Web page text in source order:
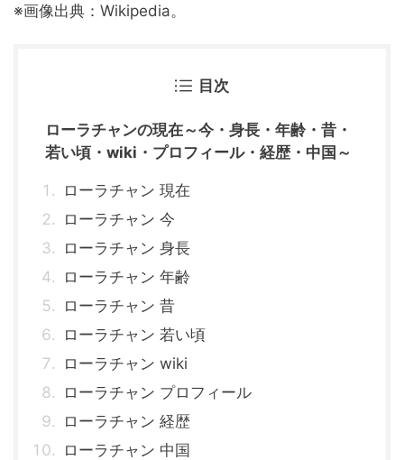
※画像出典：Wikipedia。
目次
ローラチャンの現在～今・身長・年齢・昔・
若い頃・wiki・プロフィール・経歴・中国～
ローラチャン 現在
ローラチャン 今
ローラチャン 身長
ローラチャン 年齢
ローラチャン 昔
ローラチャン 若い頃
ローラチャン wiki
ローラチャン プロフィール
ローラチャン 経歴
ローラチャン 中国